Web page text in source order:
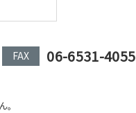
FAX
06-6531-4055